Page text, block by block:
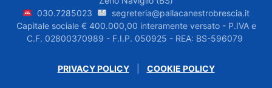
030.7285023
segreteria@pallacanestrobrescia.it
Capitale sociale € 400.000,00 interamente versato - P.IVA e
C.F. 02800370989 - F.I.P. 050925 - REA: BS-596079
PRIVACY POLICY| COOKIE POLICY